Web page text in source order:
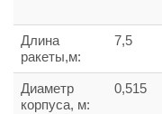
Длина
ракеты,м:
7,5
Диаметр
корпуса, м:
0,515